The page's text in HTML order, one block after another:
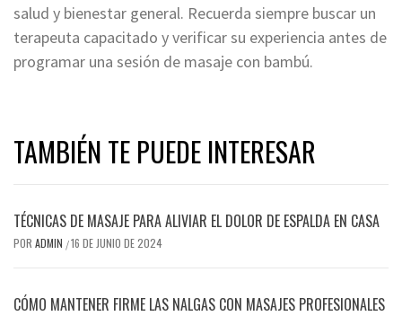
salud y bienestar general. Recuerda siempre buscar un
terapeuta capacitado y verificar su experiencia antes de
programar una sesión de masaje con bambú.
TAMBIÉN TE PUEDE INTERESAR
TÉCNICAS DE MASAJE PARA ALIVIAR EL DOLOR DE ESPALDA EN CASA
POR ADMIN /16 DE JUNIO DE 2024
CÓMO MANTENER FIRME LAS NALGAS CON MASAJES PROFESIONALES